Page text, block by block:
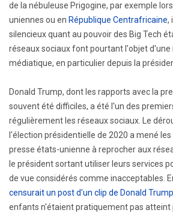
de la nébuleuse Prigogine, par exemple
uniennes ou en République Centrafricaine,
silencieux quant au pouvoir des Big Tech
réseaux sociaux font pourtant l'objet
médiatique, en particulier depuis la
Donald Trump, dont les rapports avec la
souvent été difficiles, a été l'un des
régulièrement les réseaux sociaux. Le
l'élection présidentielle de 2020 a mené
presse états-unienne à reprocher aux
le président sortant utiliser leurs services
de vue considérés comme inacceptables.
censurait un post d'un clip de Donald Trump
enfants n'étaient pratiquement pas atteint